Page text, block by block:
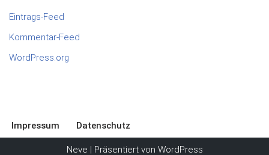
Eintrags-Feed
Kommentar-Feed
WordPress.org
Impressum Datenschutz
Neve | Präsentiert von WordPress